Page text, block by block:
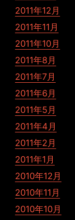
2011年12月
2011年11月
2011年10月
2011年8月
2011年7月
2011年6月
2011年5月
2011年4月
2011年2月
2011年1月
2010年12月
2010年11月
2010年10月